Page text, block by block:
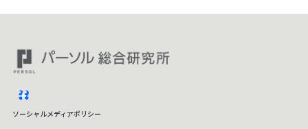
ソーシャルメディアポリシー